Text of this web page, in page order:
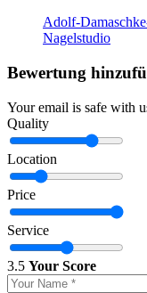
Adolf-
Nagelstudio
Bewertung
Your email is safe with
Quality
Location
Price
Service
3.5 Your Score